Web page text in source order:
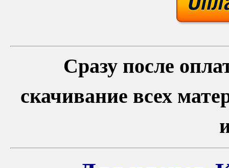
Сразу после
скачивание всех